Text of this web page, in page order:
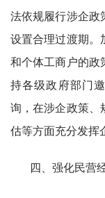
法依规履行涉企政
设置合理过渡期。
和个体工商户的政
持各级政府部门
询，在涉企政策、
估等方面充分发挥
四、强化民营